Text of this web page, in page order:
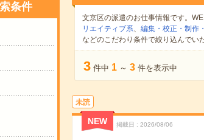
条件
文京区の派遣のお仕事情報です。
リエイティブ系、 編集・校正・制作
などのこだわり条件で絞り込んでい
3 件中 1 ～ 3 件を表示中
未読
NEW 掲載日 2026/08/06